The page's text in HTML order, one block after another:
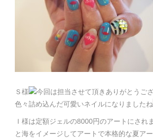
Ｓ様
今回は担当させて頂きありがとうご
色々詰め込んだ可愛いネイルになりましたね
Ｉ様は定額ジェルの8000円のアートにされ
と海をイメージしてアートで本格的な夏ア